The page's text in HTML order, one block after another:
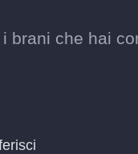
brani che hai